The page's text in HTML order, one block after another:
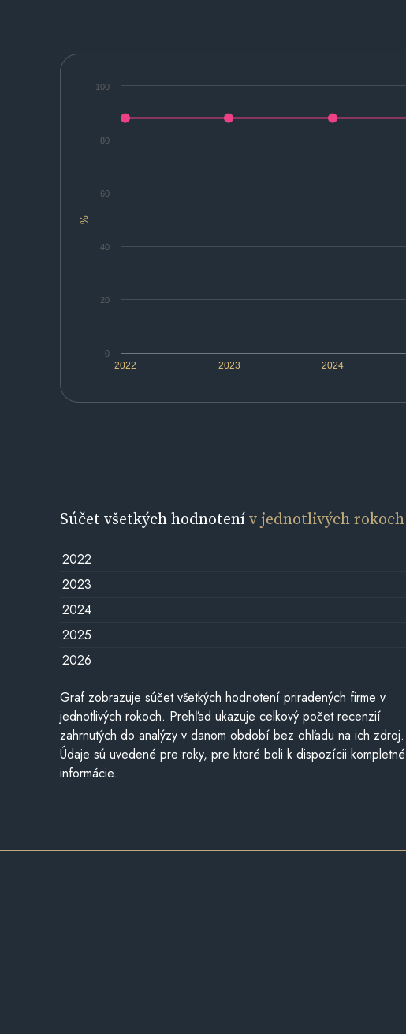
%
2022 2023 2024
0
20
40
60
80
100
Súčet všetkých hodnotenív jednotlivých rokoch
2022
2023
2024
2025
2026
Graf zobrazuje súčet všetkých hodnotení priradených firme v
jednotlivých rokoch. Prehľad ukazuje celkový počet recenzií
zahrnutých do analýzy v danom období bez ohľadu na ich zdroj.
Údaje sú uvedené pre roky, pre ktoré boli k dispozícii kompletné
informácie.